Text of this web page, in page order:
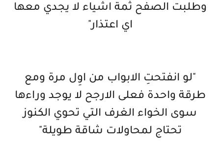
وطلبت الصفح ثمة اشياء لا يجدي معها
اي اعتذار"
"لو انفتحتِ الابواب من اوِل مرة ومع
طرقة واحدة فعلى الارجح لا يوجد وراءها
سوى الخواء الغرف التي تحوي الكنوز
تحتاج لمحاولات شاقة طويلة"